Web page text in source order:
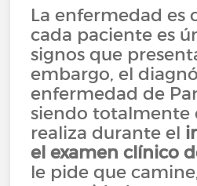
La enfermedad es
cada paciente es
signos que
embargo, el
enfermedad de
siendo totalmente
realiza durante el
el examen clínico
le pide que